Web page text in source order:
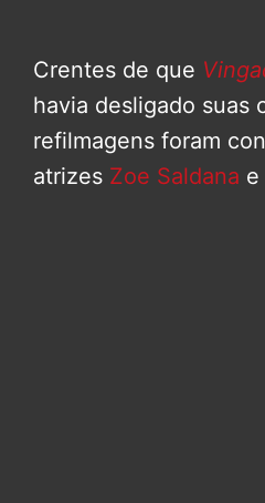
Crentes de que
havia desligado suas
refilmagens foram
atrizes Zoe Saldana e